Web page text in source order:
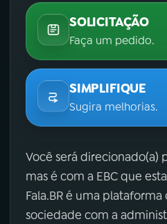
SOLICITAÇÃO
Faça um pedido.
SIMPLIFIQUE
Sugira melhorias.
Você será direcionado(a)
mas é com a EBC que
Fala.BR é uma
sociedade com a